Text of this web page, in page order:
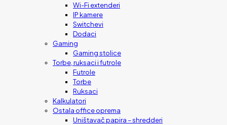
Wi-Fi extenderi
IP kamere
Switchevi
Dodaci
Gaming
Gaming stolice
Torbe, ruksaci i futrole
Futrole
Torbe
Ruksaci
Kalkulatori
Ostala office oprema
Uništavač papira – shredderi